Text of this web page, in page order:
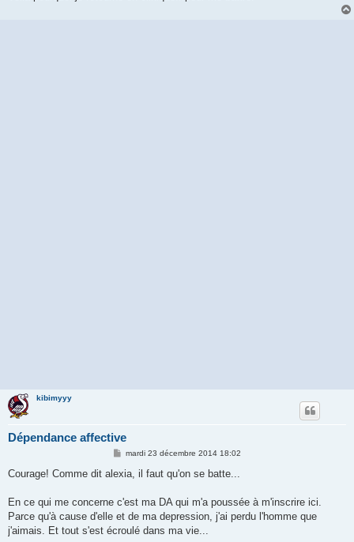
kibimyyy
Dépendance affective
M
s
g
mardi 23 décembre 2014 18:02
Courage! Comme dit alexia, il faut qu'on se batte...
En ce qui me concerne c'est ma DA qui m'a poussée à m'inscrire ici.
Parce qu'à cause d'elle et de ma depression, j'ai perdu l'homme que
j'aimais. Et tout s'est écroulé dans ma vie...